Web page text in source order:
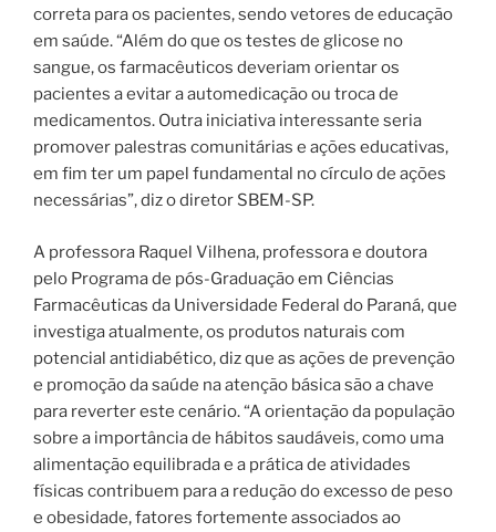
correta para os pacientes, sendo vetores de educação
em saúde. “Além do que os testes de glicose no
sangue, os farmacêuticos deveriam orientar os
pacientes a evitar a automedicação ou troca de
medicamentos. Outra iniciativa interessante seria
promover palestras comunitárias e ações educativas,
em fim ter um papel fundamental no círculo de ações
necessárias”, diz o diretor SBEM-SP.
A professora Raquel Vilhena, professora e doutora
pelo Programa de pós-Graduação em Ciências
Farmacêuticas da Universidade Federal do Paraná, que
investiga atualmente, os produtos naturais com
potencial antidiabético, diz que as ações de prevenção
e promoção da saúde na atenção básica são a chave
para reverter este cenário. “A orientação da população
sobre a importância de hábitos saudáveis, como uma
alimentação equilibrada e a prática de atividades
físicas contribuem para a redução do excesso de peso
e obesidade, fatores fortemente associados ao